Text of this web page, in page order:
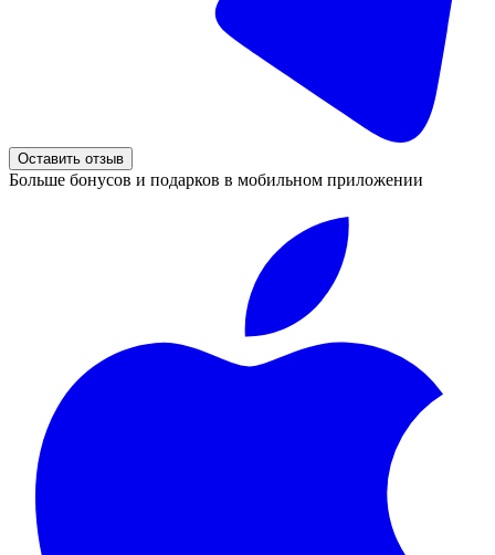
Оставить отзыв
Больше бонусов и подарков в мобильном приложении